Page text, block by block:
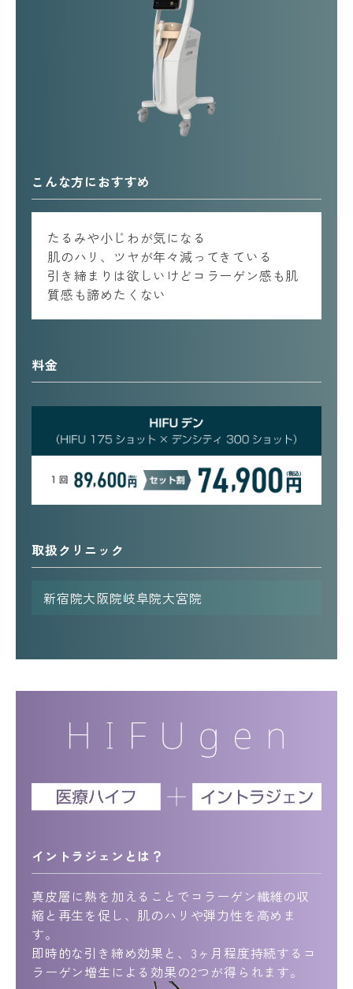
こんな方におすすめ
たるみや小じわが気になる
肌のハリ、ツヤが年々減ってきている
引き締まりは欲しいけどコラーゲン感も肌
質感も諦めたくない
料金
取扱クリニック
新宿院大阪院岐阜院大宮院
イントラジェンとは？
真皮層に熱を加えることでコラーゲン繊維の収
縮と再生を促し、肌のハリや弾力性を高めま
す。
即時的な引き締め効果と、3ヶ月程度持続するコ
ラーゲン増生による効果の2つが得られます。